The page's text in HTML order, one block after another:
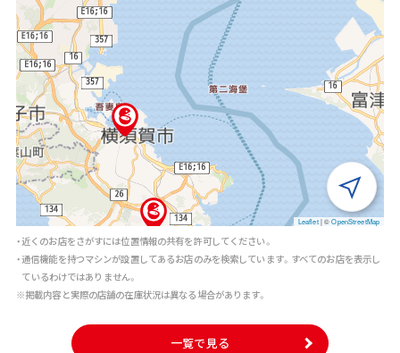
Leaflet |©OpenStreetMap
・近くのお店をさがすには位置情報の共有を許可してください。
・通信機能を持つマシンが設置してあるお店のみを検索しています。すべてのお店を表示し
ているわけではありません。
※掲載内容と実際の店舗の在庫状況は異なる場合があります。
一覧で見る